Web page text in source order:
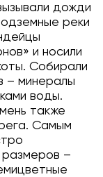
дожди
реки
и носили
Собирали
– минералы
воды.
также
Самым
–